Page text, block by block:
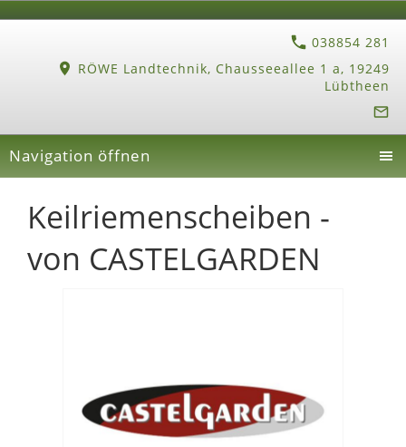
038854 281
RÖWE Landtechnik, Chausseeallee 1 a, 19249
Lübtheen
Navigation öffnen
Keilriemenscheiben -
von CASTELGARDEN